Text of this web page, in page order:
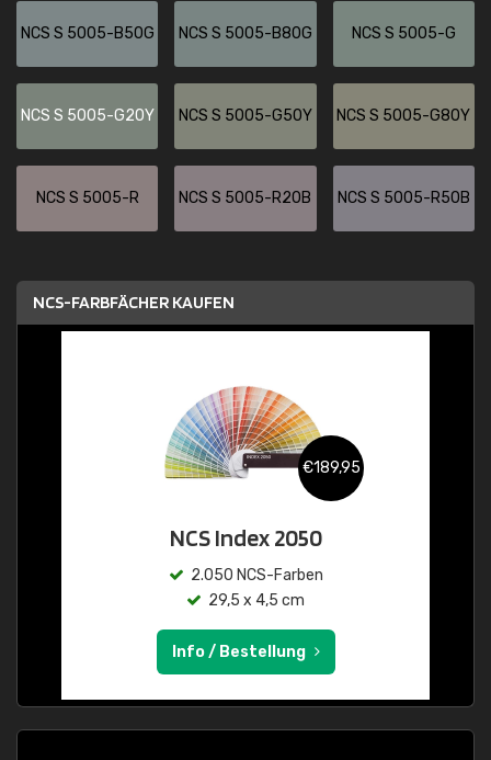
NCS S 5005-B50G NCS S 5005-B80G NCS S 5005-G
NCS S 5005-G20Y NCS S 5005-G50Y NCS S 5005-G80Y
NCS S 5005-R NCS S 5005-R20B NCS S 5005-R50B
NCS-FARBFÄCHER KAUFEN
€189,95
NCS Index 2050
2.050 NCS-Farben
29,5 x 4,5 cm
Info / Bestellung